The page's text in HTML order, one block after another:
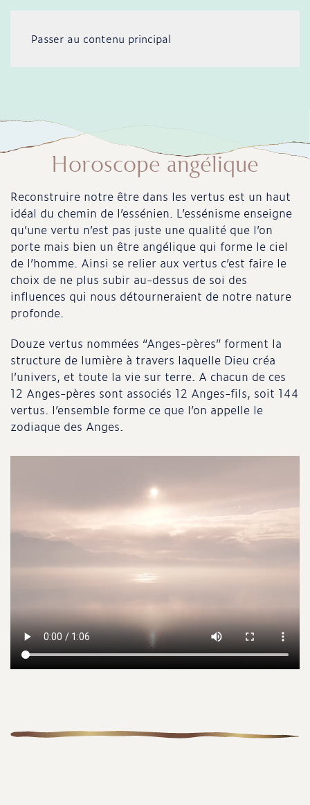
Passer au contenu principal
Horoscope angélique
Reconstruire notre être dans les vertus est un haut
idéal du chemin de l’essénien. L’essénisme enseigne
qu’une vertu n’est pas juste une qualité que l’on
porte mais bien un être angélique qui forme le ciel
de l’homme. Ainsi se relier aux vertus c’est faire le
choix de ne plus subir au-dessus de soi des
influences qui nous détourneraient de notre nature
profonde.
Douze vertus nommées “Anges-pères” forment la
structure de lumière à travers laquelle Dieu créa
l’univers, et toute la vie sur terre. A chacun de ces
12 Anges-pères sont associés 12 Anges-fils, soit 144
vertus. l’ensemble forme ce que l’on appelle le
zodiaque des Anges.